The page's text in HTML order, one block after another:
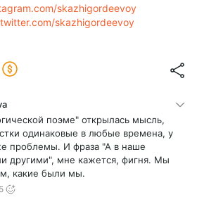
skazhigordeevoy
skazhigordeevoy
поэме" открылась мысль,
одинаковые в любые времена, у
проблемы. И фраза "А в наше
другими", мне кажется, фигня. Мы
какие были мы.